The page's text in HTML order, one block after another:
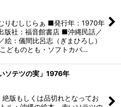
りむしじらぁ ■発行年：1970年
社：福音館書店 ■沖縄民話／
絵：儀間比呂志（ぎまひろし）
どものとも・ソフトカバ…
ソテツの実」1976年
版もしくは品切れとなってお